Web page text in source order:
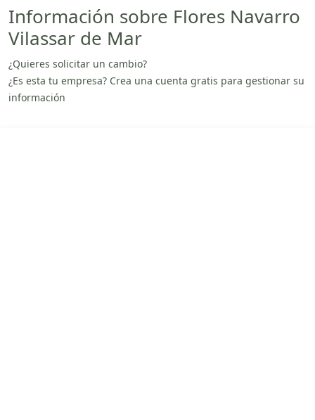
Información sobre Flores Navarro
Vilassar de Mar
¿Quieres solicitar un cambio?
¿Es esta tu empresa? Crea una cuenta gratis para gestionar su
información